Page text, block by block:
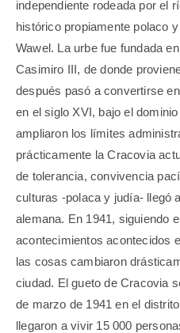
independiente rodeada por el
histórico propiamente polaco
Wawel. La urbe fue fundada
Casimiro III, de donde
después pasó a convertirse
en el siglo XVI, bajo el
ampliaron los límites
prácticamente la Cracovia
de tolerancia, convivencia
culturas -polaca y judía- llegó
alemana. En 1941, siguiendo
acontecimientos acontecidos
las cosas cambiaron
ciudad. El gueto de Cracovia
de marzo de 1941 en el
llegaron a vivir 15 000